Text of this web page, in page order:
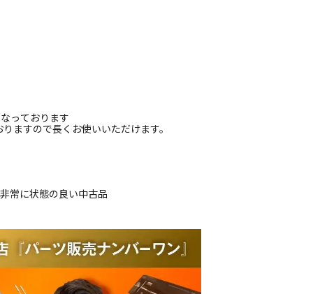
っております
ますので長くお使いいただけます。
常に状態の良い中古品